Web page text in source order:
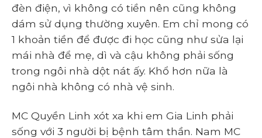
đèn điện, vì không có tiền nên cũng không
dám sử dụng thường xuyên. Em chỉ mong có
1 khoản tiền để được đi học cũng như sửa lại
mái nhà để mẹ, dì và cậu không phải sống
trong ngôi nhà dột nát ấy. Khổ hơn nữa là
ngôi nhà không có nhà vệ sinh.
MC Quyền Linh xót xa khi em Gia Linh phải
sống với 3 người bị bệnh tâm thần. Nam MC